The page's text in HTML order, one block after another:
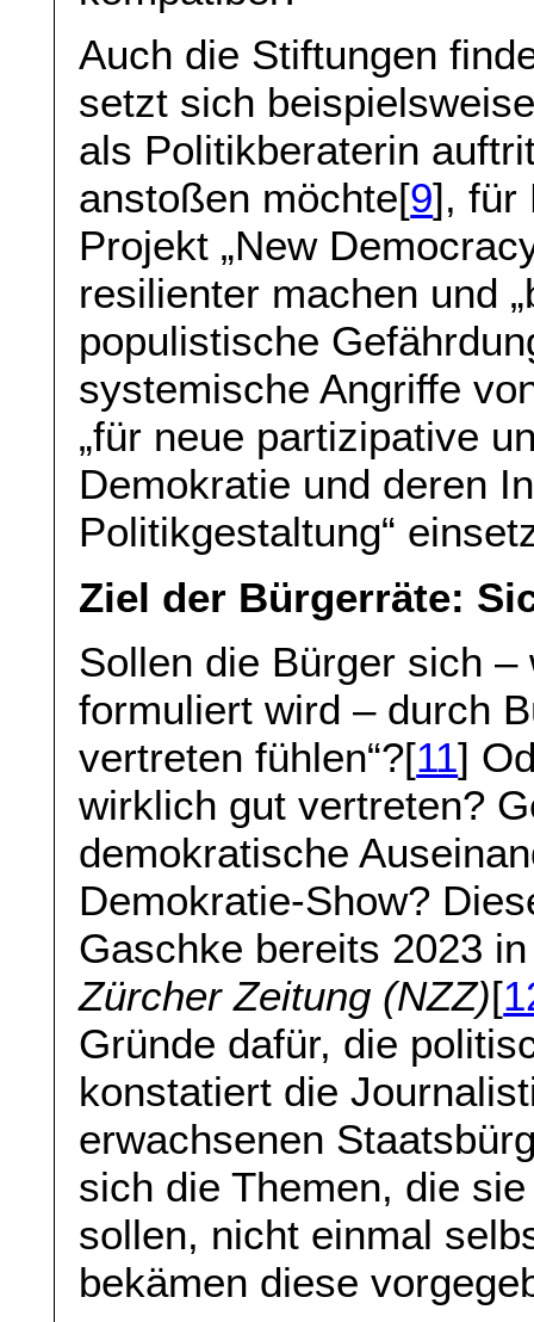
Auch die Stiftungen
setzt sich
als Politikberaterin
anstoßen möchte[9], für
Projekt „New
resilienter machen und
populistische
systemische Angriffe
„für neue partizipative
Demokratie und deren
Politikgestaltung“
Ziel der Bürgerräte:
Sollen die Bürger sich
formuliert wird – durch
vertreten fühlen“?[11]
wirklich gut vertreten?
demokratische
Demokratie-Show?
Gaschke bereits 2023
Zürcher Zeitung (NZZ)[
Gründe dafür, die
konstatiert die
erwachsenen
sich die Themen, die
sollen, nicht einmal
bekämen diese